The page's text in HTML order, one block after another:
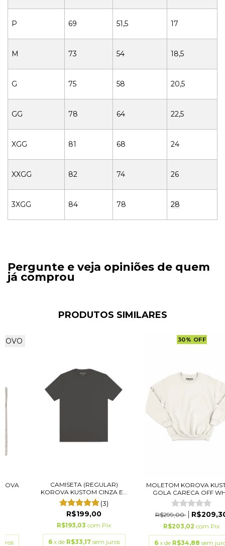
P 69 51,5 17
M 73 54 18,5
G 75 58 20,5
GG 78 64 22,5
XGG 81 68 24
XXGG 82 74 26
3XGG 84 78 28
Pergunte e veja opiniões de quem
já comprou
PRODUTOS SIMILARES
NOVO
CAMISETA (REGULAR)
KOROVA KUSTOM CINZA E...
(3)
R$199,00
R$193,03 com Pix
6 x de R$33,17 sem juros
30% OFF
MOLETOM KOROVA
GOLA CARECA OFF
R$299,00
R$203,02 com Pix
6 x de R$34,88 sem